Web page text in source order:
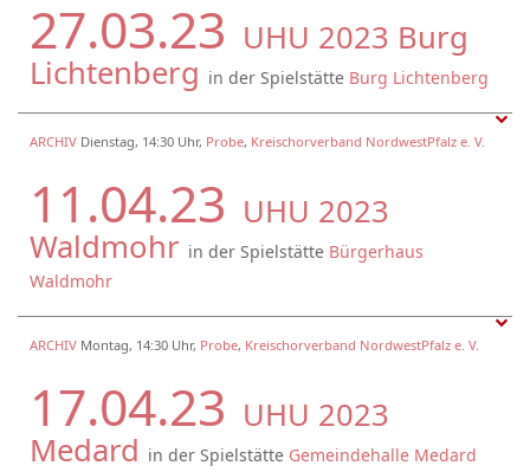
27.03.23 UHU 2023 Burg
Lichtenberg in der Spielstätte Burg Lichtenberg
ARCHIV Dienstag, 14:30 Uhr, Probe, Kreischorverband NordwestPfalz e. V.
11.04.23 UHU 2023
Waldmohr in der Spielstätte Bürgerhaus
Waldmohr
ARCHIV Montag, 14:30 Uhr, Probe, Kreischorverband NordwestPfalz e. V.
17.04.23 UHU 2023
Medard in der Spielstätte Gemeindehalle Medard